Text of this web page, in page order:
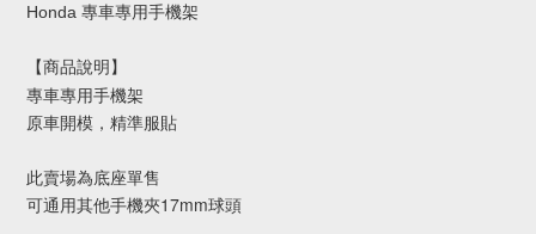
Honda 專車專用手機架
【商品說明】
專車專用手機架
原車開模，精準服貼
此賣場為底座單售
可通用其他手機夾17mm球頭